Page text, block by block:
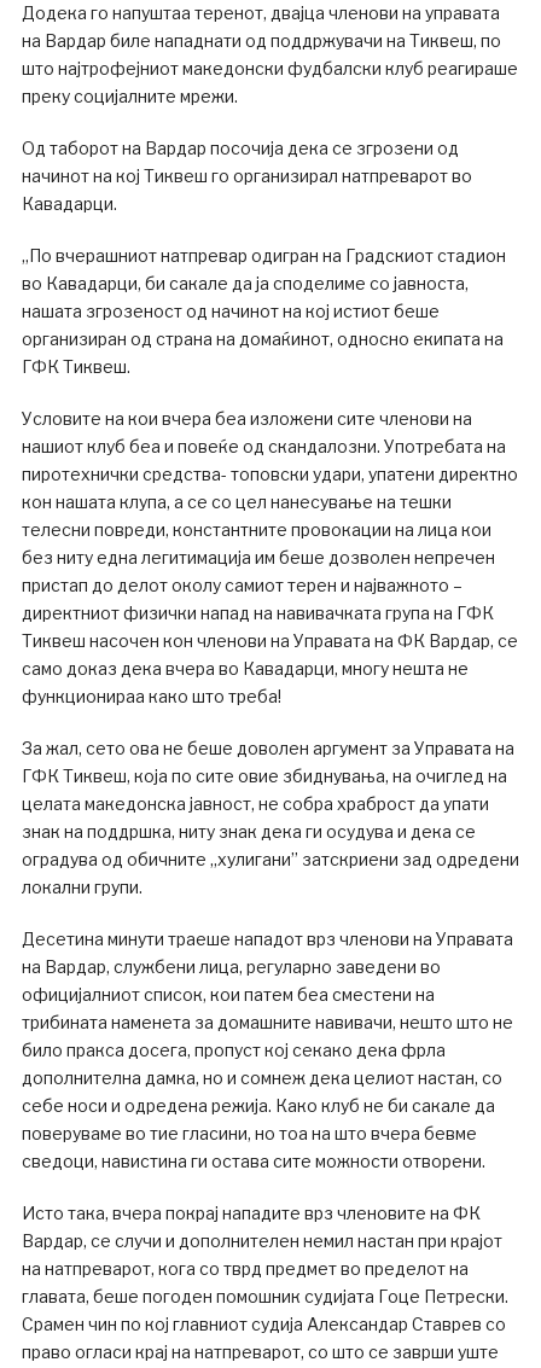
Додека го напуштаа теренот, двајца членови на управата
на Вардар биле нападнати од поддржувачи на Тиквеш, по
што најтрофејниот македонски фудбалски клуб реагираше
преку социјалните мрежи.
Од таборот на Вардар посочија дека се згрозени од
начинот на кој Тиквеш го организирал натпреварот во
Кавадарци.
„По вчерашниот натпревар одигран на Градскиот стадион
во Кавадарци, би сакале да ја споделиме со јавноста,
нашата згрозеност од начинот на кој истиот беше
организиран од страна на домаќинот, односно екипата на
ГФК Тиквеш.
Условите на кои вчера беа изложени сите членови на
нашиот клуб беа и повеќе од скандалозни. Употребата на
пиротехнички средства- топовски удари, упатени директно
кон нашата клупа, а се со цел нанесување на тешки
телесни повреди, константните провокации на лица кои
без ниту една легитимација им беше дозволен непречен
пристап до делот околу самиот терен и најважното –
директниот физички напад на навивачката група на ГФК
Тиквеш насочен кон членови на Управата на ФК Вардар, се
само доказ дека вчера во Кавадарци, многу нешта не
функционираа како што треба!
За жал, сето ова не беше доволен аргумент за Управата на
ГФК Тиквеш, која по сите овие збиднувања, на очиглед на
целата македонска јавност, не собра храброст да упати
знак на поддршка, ниту знак дека ги осудува и дека се
оградува од обичните ,,хулигани” затскриени зад одредени
локални групи.
Десетина минути траеше нападот врз членови на Управата
на Вардар, службени лица, регуларно заведени во
официјалниот список, кои патем беа сместени на
трибината наменета за домашните навивачи, нешто што не
било пракса досега, пропуст кој секако дека фрла
дополнителна дамка, но и сомнеж дека целиот настан, со
себе носи и одредена режија. Како клуб не би сакале да
поверуваме во тие гласини, но тоа на што вчера бевме
сведоци, навистина ги остава сите можности отворени.
Исто така, вчера покрај нападите врз членовите на ФК
Вардар, се случи и дополнителен немил настан при крајот
на натпреварот, кога со тврд предмет во пределот на
главата, беше погоден помошник судијата Гоце Петрески.
Срамен чин по кој главниот судија Александар Ставрев со
право огласи крај на натпреварот, со што се заврши уште